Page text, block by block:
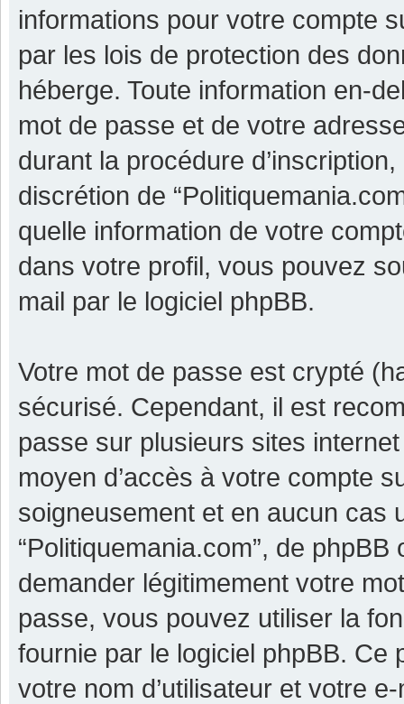
informations pour votre compte
par les lois de protection des
héberge. Toute information en-
mot de passe et de votre
durant la procédure
discrétion de
quelle information de votre
dans votre profil, vous pouvez
mail par le logiciel phpBB.
Votre mot de passe est crypté
sécurisé. Cependant, il est
passe sur plusieurs sites
moyen d’accès à votre compte
soigneusement et en aucun cas
“Politiquemania.com”, de
demander légitimement votre
passe, vous pouvez utiliser la
fournie par le logiciel phpBB.
votre nom d’utilisateur et votre